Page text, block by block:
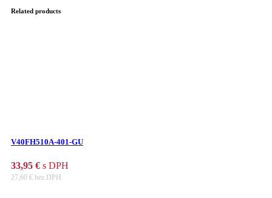
Related products
V40FH510A-401-GU
33,95 € s DPH
27,60 € bez DPH